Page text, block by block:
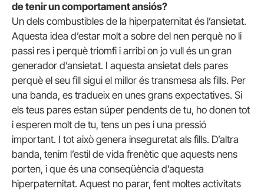
de tenir un comportament ansiós?
Un dels combustibles de la hiperpaternitat és l’ansietat.
Aquesta idea d’estar molt a sobre del nen perquè no li
passi res i perquè triomfi i arribi on jo vull és un gran
generador d’ansietat. I aquesta ansietat dels pares
perquè el seu fill sigui el millor és transmesa als fills. Per
una banda, es tradueix en unes grans expectatives. Si
els teus pares estan súper pendents de tu, ho donen tot
i esperen molt de tu, tens un pes i una pressió
important. I tot això genera inseguretat als fills. D’altra
banda, tenim l’estil de vida frenètic que aquests nens
porten, i que és una conseqüència d’aquesta
hiperpaternitat. Aquest no parar, fent moltes activitats